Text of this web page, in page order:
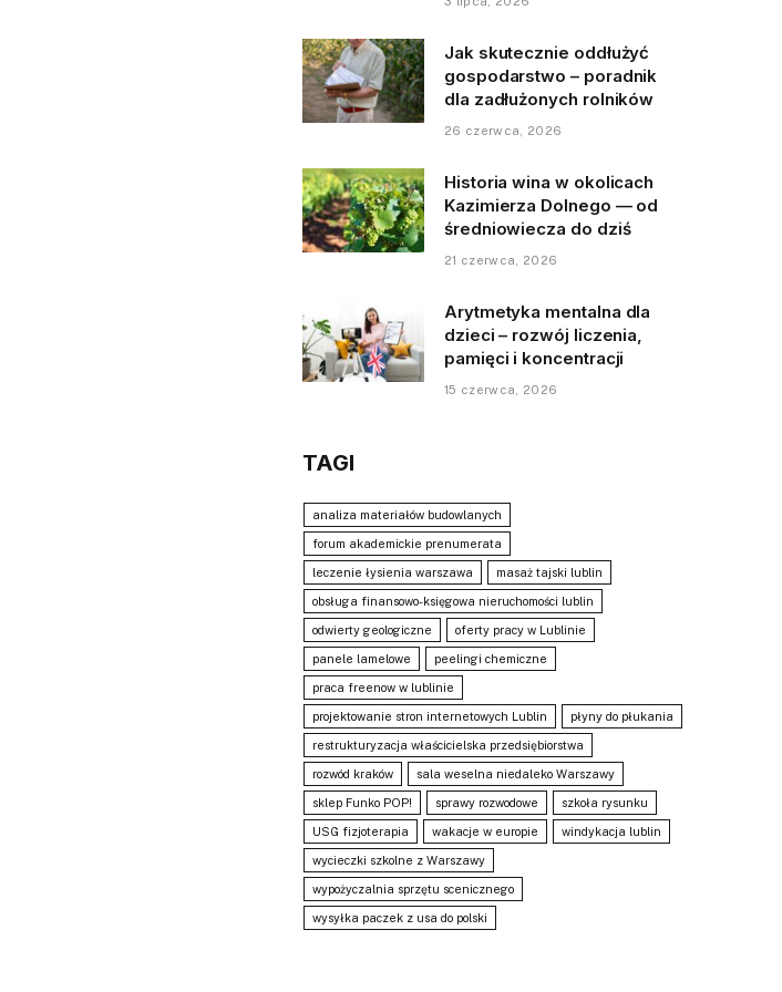
Jak skutecznie oddłużyć
gospodarstwo – poradnik
dla zadłużonych rolników
26 czerwca, 2026
Historia wina w okolicach
Kazimierza Dolnego — od
średniowiecza do dziś
21 czerwca, 2026
Arytmetyka mentalna dla
dzieci – rozwój liczenia,
pamięci i koncentracji
15 czerwca, 2026
TAGI
analiza materiałów budowlanych
forum akademickie prenumerata
leczenie łysienia warszawa masaż tajski lublin
obsługa finansowo-księgowa nieruchomości lublin
odwierty geologiczne oferty pracy w Lublinie
panele lamelowe peelingi chemiczne
praca freenow w lublinie
projektowanie stron internetowych Lublin płyny do płukania
restrukturyzacja właścicielska przedsiębiorstwa
rozwód kraków sala weselna niedaleko Warszawy
sklep Funko POP! sprawy rozwodowe szkoła rysunku
USG fizjoterapia wakacje w europie windykacja lublin
wycieczki szkolne z Warszawy
wypożyczalnia sprzętu scenicznego
wysyłka paczek z usa do polski